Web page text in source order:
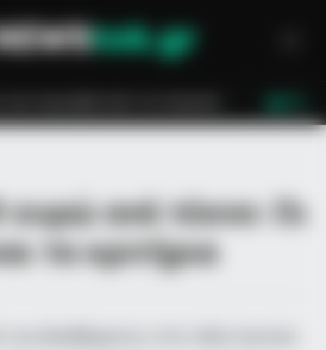
ευρώ ανά τέκνο: Οι
τα κριτήρια